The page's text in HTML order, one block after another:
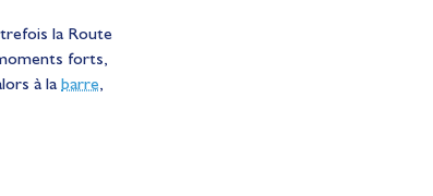
la Route
forts,
à la barre,